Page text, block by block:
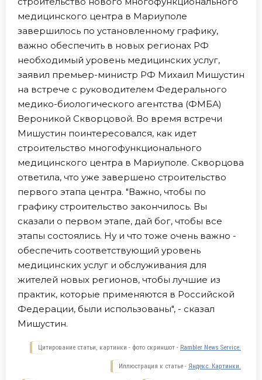
медицинского центра в Мариуполе
завершилось по установленному графику,
важно обеспечить в новых регионах РФ
необходимый уровень медицинских услуг,
заявил премьер-министр РФ Михаил Мишустин
на встрече с руководителем Федерального
медико-биологического агентства (ФМБА)
Вероникой Скворцовой. Во время встречи
Мишустин поинтересовался, как идет
строительство многофункционального
медицинского центра в Мариуполе. Скворцова
ответила, что уже завершено строительство
первого этапа центра. "Важно, чтобы по
графику строительство закончилось. Вы
сказали о первом этапе, дай бог, чтобы все
этапы состоялись. Ну и что тоже очень важно -
обеспечить соответствующий уровень
медицинских услуг и обслуживания для
жителей новых регионов, чтобы лучшие из
практик, которые применяются в Российской
Федерации, были использованы", - сказал
Мишустин.
Цитирование статьи, картинки - фото скриншот - Rambler News Service.
Иллюстрация к статье - Яндекс. Картинки.